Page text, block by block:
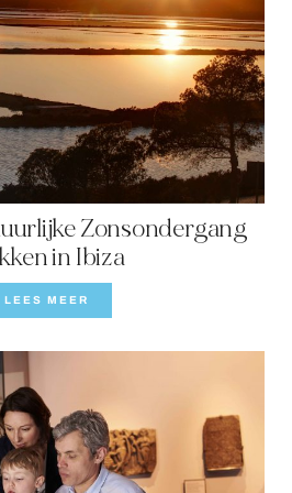
Zonsondergang
in Ibiza
LEES MEER